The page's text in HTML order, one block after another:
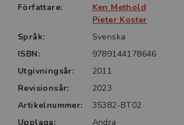
Författare:
Ken Methold
Pieter Koster
Språk:
Svenska
ISBN:
9789144178646
Utgivningsår:
2011
Revisionsår:
2023
Artikelnummer:
35382-BT02
Upplaga:
Andra